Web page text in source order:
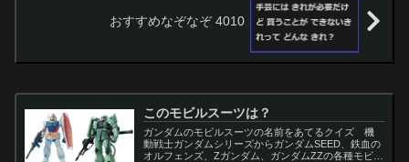
おすすめなぞなぞ 4010
このモビルスーツは？
ガンダムのモビルスーツの名前をあてるクイズ 機
動戦士ガンダムシリーズからガンダムSEED、鉄血の
オルフェンズ、Zガンダム、ガンダムZZの各種モビル